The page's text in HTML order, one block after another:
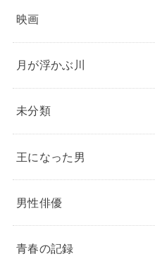
映画
月が浮かぶ川
未分類
王になった男
男性俳優
青春の記録